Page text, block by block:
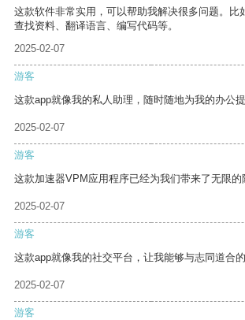
这款软件非常实用，可以帮助我解决很多问题。比
查找资料、翻译语言、编写代码等。
2025-02-07
游客
这款app就像我的私人助理，随时随地为我的办公提
2025-02-07
游客
这款加速器VPM应用程序已经为我们带来了无限的
2025-02-07
游客
这款app就像我的社交平台，让我能够与志同道合的
2025-02-07
游客